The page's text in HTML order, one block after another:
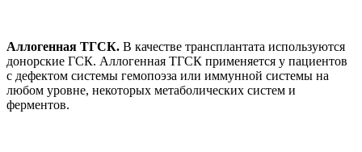
Аллогенная ТГСК. В качестве трансплантата используются
донорские ГСК. Аллогенная ТГСК применяется у пациентов
с дефектом системы гемопоэза или иммунной системы на
любом уровне, некоторых метаболических систем и
ферментов.